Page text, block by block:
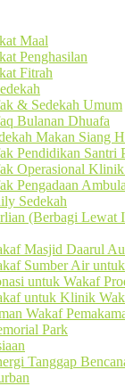
Maal
Penghasilan
Fitrah
& Sedekah Umum
Bulanan Dhuafa
Makan Siang
Pendidikan Santri
Operasional
Pengadaan
Sedekah
(Berbagi Lewat
Masjid Daarul
Sumber Air
untuk Wakaf
untuk Klinik
Wakaf
Park
Tanggap